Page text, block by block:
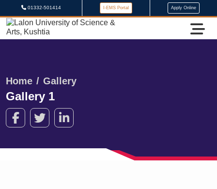
01332-501414 I-EMS Portal Apply Online
Home Gallery
Gallery 1